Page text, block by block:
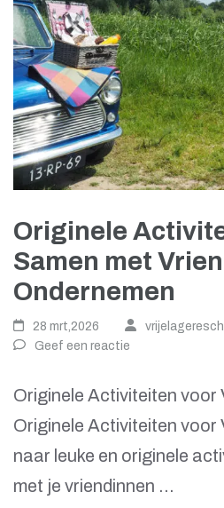
Originele
Samen met
Ondernemen
28 mrt,2026
Geef een reactie
Originele Activiteiten voor
Originele Activiteiten voor
naar leuke en originele
met je vriendinnen …